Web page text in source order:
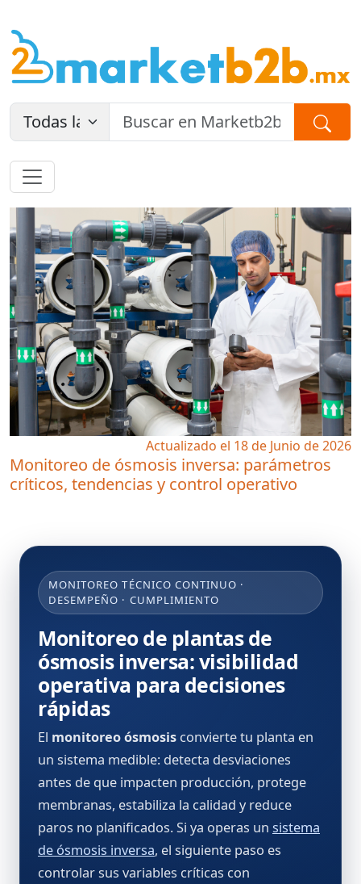
Actualizado el 18 de Junio de 2026
Monitoreo de ósmosis inversa: parámetros
críticos, tendencias y control operativo
MONITOREO TÉCNICO CONTINUO ·
DESEMPEÑO · CUMPLIMIENTO
Monitoreo de plantas de
ósmosis inversa: visibilidad
operativa para decisiones
rápidas
El monitoreo ósmosis convierte tu planta en
un sistema medible: detecta desviaciones
antes de que impacten producción, protege
membranas, estabiliza la calidad y reduce
paros no planificados. Si ya operas un sistema
de ósmosis inversa, el siguiente paso es
controlar sus variables críticas con